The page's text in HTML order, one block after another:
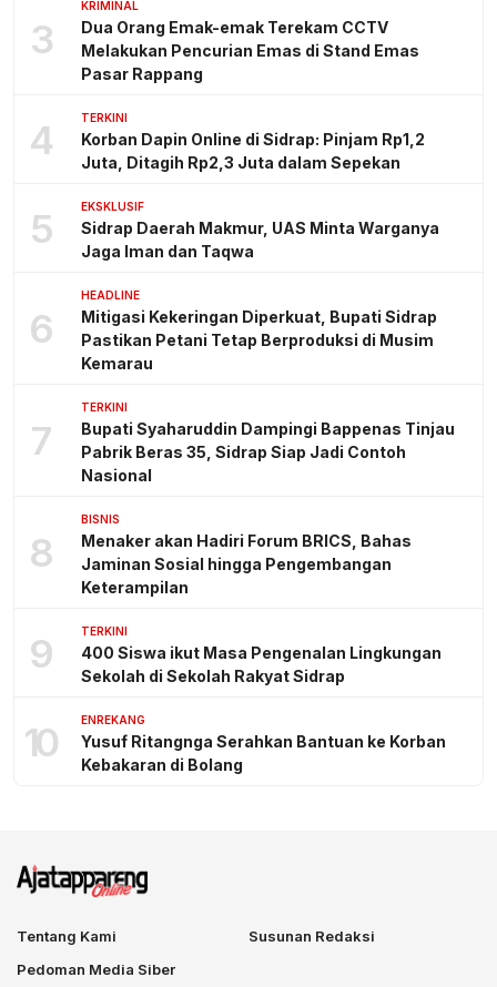
3
KRIMINAL
Dua Orang Emak-emak Terekam CCTV
Melakukan Pencurian Emas di Stand Emas
Pasar Rappang
4 TERKINI
Korban Dapin Online di Sidrap: Pinjam Rp1,2
Juta, Ditagih Rp2,3 Juta dalam Sepekan
5 EKSKLUSIF
Sidrap Daerah Makmur, UAS Minta Warganya
Jaga Iman dan Taqwa
6
HEADLINE
Mitigasi Kekeringan Diperkuat, Bupati Sidrap
Pastikan Petani Tetap Berproduksi di Musim
Kemarau
7
TERKINI
Bupati Syaharuddin Dampingi Bappenas Tinjau
Pabrik Beras 35, Sidrap Siap Jadi Contoh
Nasional
8
BISNIS
Menaker akan Hadiri Forum BRICS, Bahas
Jaminan Sosial hingga Pengembangan
Keterampilan
9 TERKINI
400 Siswa ikut Masa Pengenalan Lingkungan
Sekolah di Sekolah Rakyat Sidrap
10 ENREKANG
Yusuf Ritangnga Serahkan Bantuan ke Korban
Kebakaran di Bolang
Tentang Kami
Susunan Redaksi
Pedoman Media Siber